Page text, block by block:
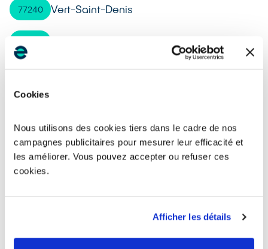
Cookies
Nous utilisons des cookies tiers dans le cadre de nos
campagnes publicitaires pour mesurer leur efficacité et
les améliorer. Vous pouvez accepter ou refuser ces
cookies.
Afficher les détails
77240 Vert-Saint-Denis
77280 Othis
77290
Boissise-le-Roi